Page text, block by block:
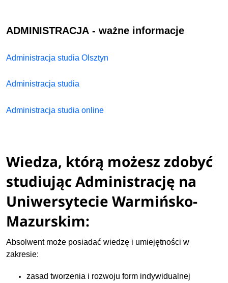
ADMINISTRACJA - ważne informacje
Administracja studia Olsztyn
Administracja studia
Administracja studia online
Wiedza, którą możesz zdobyć
studiując Administrację na
Uniwersytecie Warmińsko-
Mazurskim:
Absolwent może posiadać wiedzę i umiejętności w
zakresie:
zasad tworzenia i rozwoju form indywidualnej